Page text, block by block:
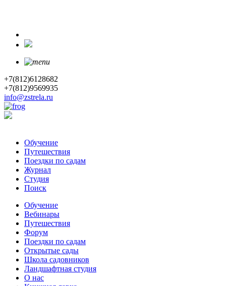
+7(812)6128682
+7(812)9569935
info@zstrela.ru
Обучение
Путешествия
Поездки по садам
Журнал
Студия
Поиск
Обучение
Вебинары
Путешествия
Форум
Поездки по садам
Открытые сады
Школа садовников
Ландшафтная студия
О нас